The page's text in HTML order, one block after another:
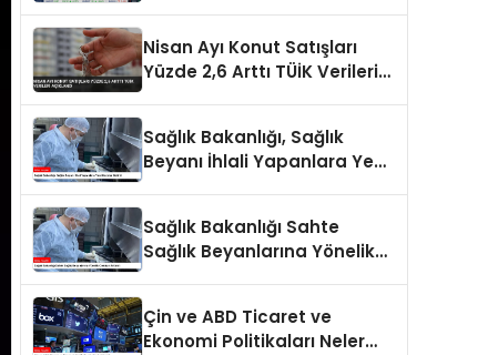
Nisan Ayı Konut Satışları
Yüzde 2,6 Arttı TÜİK Verileri
Sağlık Bakanlığı, Sağlık
Beyanı İhlali Yapanlara Yeni
Sağlık Bakanlığı Sahte
Sağlık Beyanlarına Yönelik
Çin ve ABD Ticaret ve
Ekonomi Politikaları Neler